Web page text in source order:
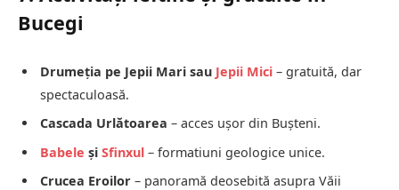
Bucegi
Drumeția pe Jepii Mari sau Jepii Mici – gratuită, dar
spectaculoasă.
Cascada Urlătoarea – acces ușor din Bușteni.
Babele și Sfinxul – formatiuni geologice unice.
Crucea Eroilor – panoramă deosebită asupra Văii